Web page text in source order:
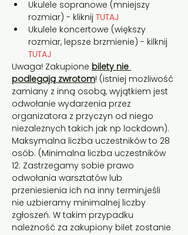
Ukulele sopranowe (mniejszy
rozmiar) - kliknij TUTAJ
Ukulele koncertowe (większy
rozmiar, lepsze brzmienie) - kilknij
TUTAJ
Uwaga! Zakupione bilety nie
podlegają zwrotom! (istniej możliwość
zamiany z inną osobą, wyjątkiem jest
odwołanie wydarzenia przez
organizatora z przyczyn od niego
niezależnych takich jak np lockdown).
Maksymalna liczba uczestników to 28
osób. (Minimalna liczba uczestników
12. Zastrzegamy sobie prawo
odwołania warsztatów lub
przeniesienia ich na inny termin,jeśli
nie uzbieramy minimalnej liczby
zgłoszeń. W takim przypadku
należność za zakupiony bilet zostanie